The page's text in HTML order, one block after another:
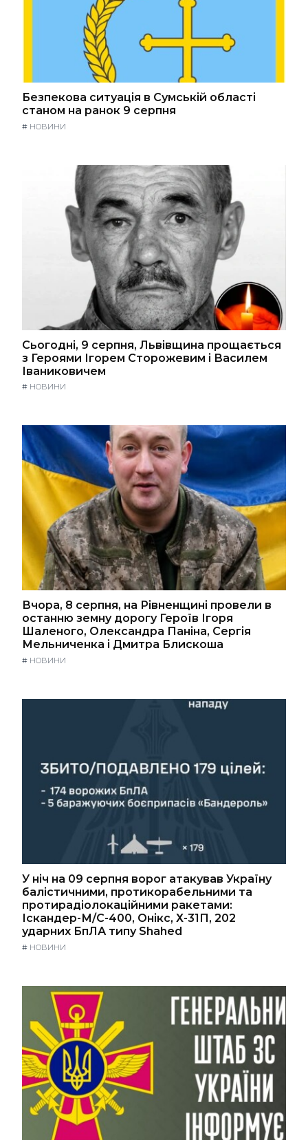
Безпекова ситуація в Сумській області
станом на ранок 9 серпня
# НОВИНИ
Сьогодні, 9 серпня, Львівщина прощається
з Героями Ігорем Сторожевим і Василем
Іваниковичем
# НОВИНИ
Вчора, 8 серпня, на Рівненщині провели в
останню земну дорогу Героїв Ігоря
Шаленого, Олександра Паніна, Сергія
Мельниченка і Дмитра Блискоша
# НОВИНИ
У ніч на 09 серпня ворог атакував Україну
балістичними, протикорабельними та
протирадіолокаційними ракетами:
Іскандер-М/С-400, Онікс, Х-31П, 202
ударних БпЛА типу Shahed
# НОВИНИ